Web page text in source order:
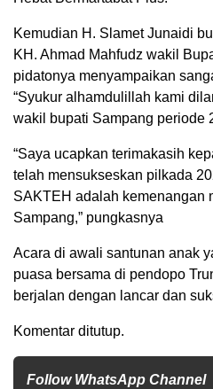
Kemudian H. Slamet Junaidi
KH. Ahmad Mahfudz wakil
pidatonya menyampaikan
“Syukur alhamdulillah kami
wakil bupati Sampang periode
“Saya ucapkan terimakasih
telah mensukseskan pilkada
SAKTEH adalah kemenangan
Sampang,” pungkasnya
Acara di awali santunan anak
puasa bersama di pendopo
berjalan dengan lancar dan
Komentar ditutup.
Follow WhatsApp Channel